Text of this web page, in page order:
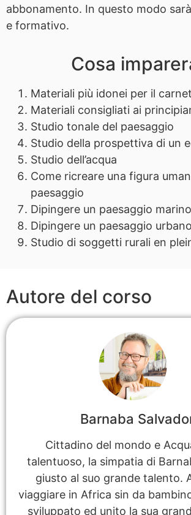
abbonamento. In questo modo
e formativo.
Cosa
Materiali più idonei per il
Materiali consigliati ai
Studio tonale del paesaggio
Studio della prospettiva di un
Studio dell’acqua
Come ricreare una figura
paesaggio
Dipingere un paesaggio marino
Dipingere un paesaggio urbano
Studio di soggetti rurali en
Autore del corso
Barnaba
Cittadino del mondo e
talentuoso, la simpatia di
giusto al suo grande talento.
viaggiare in Africa sin da
sviluppato ed unito la sua